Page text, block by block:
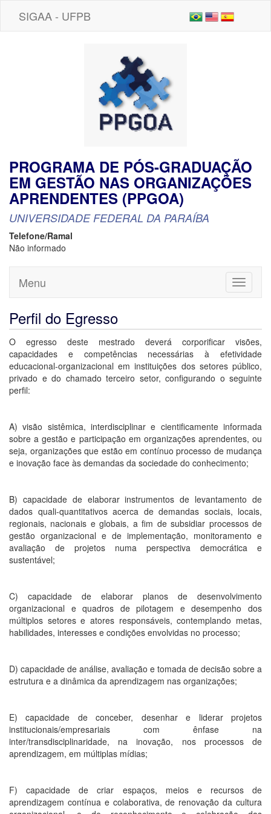
SIGAA - UFPB
PROGRAMA DE PÓS-GRADUAÇÃO
EM GESTÃO NAS ORGANIZAÇÕES
APRENDENTES (PPGOA)
UNIVERSIDADE FEDERAL DA PARAÍBA
Telefone/Ramal
Não informado
Toggle
Menu
Perfil do Egresso
O egresso deste mestrado deverá corporificar visões,
capacidades e competências necessárias à efetividade
educacional-organizacional em instituições dos setores público,
privado e do chamado terceiro setor, configurando o seguinte
perfil:
A) visão sistêmica, interdisciplinar e cientificamente informada
sobre a gestão e participação em organizações aprendentes, ou
seja, organizações que estão em contínuo processo de mudança
e inovação face às demandas da sociedade do conhecimento;
B) capacidade de elaborar instrumentos de levantamento de
dados quali-quantitativos acerca de demandas sociais, locais,
regionais, nacionais e globais, a fim de subsidiar processos de
gestão organizacional e de implementação, monitoramento e
avaliação de projetos numa perspectiva democrática e
sustentável;
C) capacidade de elaborar planos de desenvolvimento
organizacional e quadros de pilotagem e desempenho dos
múltiplos setores e atores responsáveis, contemplando metas,
habilidades, interesses e condições envolvidas no processo;
D) capacidade de análise, avaliação e tomada de decisão sobre a
estrutura e a dinâmica da aprendizagem nas organizações;
E) capacidade de conceber, desenhar e liderar projetos
institucionais/empresariais com ênfase na
inter/transdisciplinaridade, na inovação, nos processos de
aprendizagem, em múltiplas mídias;
F) capacidade de criar espaços, meios e recursos de
aprendizagem contínua e colaborativa, de renovação da cultura